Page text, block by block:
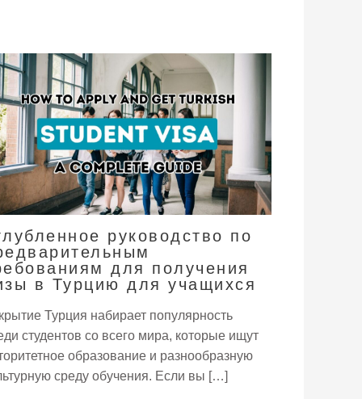
руководство по
для получения
в Турцию для учащихся
Турция набирает популярность
студентов со всего мира, которые ищут
образование и разнообразную
среду обучения. Если вы […]